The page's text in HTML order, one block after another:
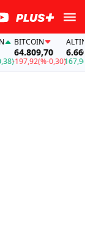
(%-0,30)
ALTIN
6.660,55
167,96